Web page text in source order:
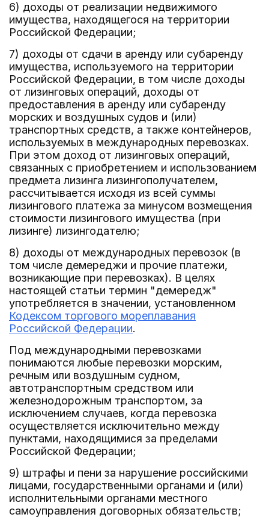
6) доходы от реализации недвижимого
имущества, находящегося на территории
Российской Федерации;
7) доходы от сдачи в аренду или субаренду
имущества, используемого на территории
Российской Федерации, в том числе доходы
от лизинговых операций, доходы от
предоставления в аренду или субаренду
морских и воздушных судов и (или)
транспортных средств, а также контейнеров,
используемых в международных перевозках.
При этом доход от лизинговых операций,
связанных с приобретением и использованием
предмета лизинга лизингополучателем,
рассчитывается исходя из всей суммы
лизингового платежа за минусом возмещения
стоимости лизингового имущества (при
лизинге) лизингодателю;
8) доходы от международных перевозок (в
том числе демереджи и прочие платежи,
возникающие при перевозках). В целях
настоящей статьи термин "демередж"
употребляется в значении, установленном
Кодексом торгового мореплавания
Российской Федерации.
Под международными перевозками
понимаются любые перевозки морским,
речным или воздушным судном,
автотранспортным средством или
железнодорожным транспортом, за
исключением случаев, когда перевозка
осуществляется исключительно между
пунктами, находящимися за пределами
Российской Федерации;
9) штрафы и пени за нарушение российскими
лицами, государственными органами и (или)
исполнительными органами местного
самоуправления договорных обязательств;